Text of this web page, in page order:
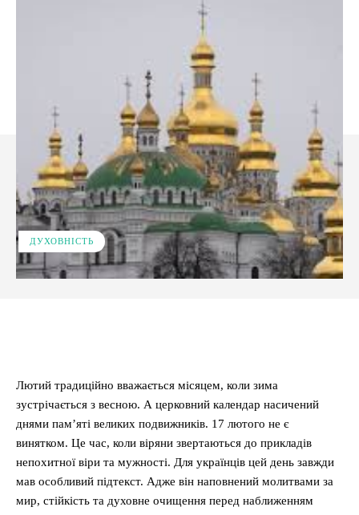
ДУХОВНІСТЬ
Лютий традиційно вважається місяцем, коли зима
зустрічається з весною. А церковний календар насичений
днями пам’яті великих подвижників. 17 лютого не є
винятком. Це час, коли віряни звертаються до прикладів
непохитної віри та мужності. Для українців цей день завжди
мав особливий підтекст. Адже він наповнений молитвами за
мир, стійкість та духовне очищення перед наближенням